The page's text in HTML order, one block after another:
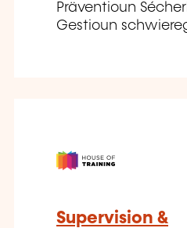
Präventioun
Gestioun
Supervision &